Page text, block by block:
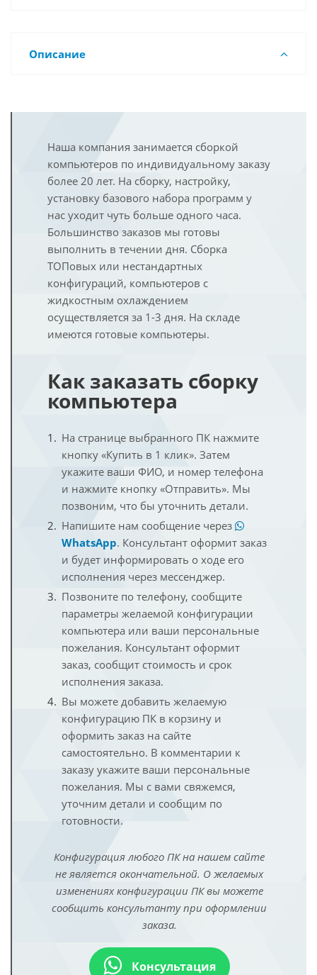
Описание
Наша компания занимается сборкой
компьютеров по индивидуальному заказу
более 20 лет. На сборку, настройку,
установку базового набора программ у
нас уходит чуть больше одного часа.
Большинство заказов мы готовы
выполнить в течении дня. Сборка
ТОПовых или нестандартных
конфигураций, компьютеров с
жидкостным охлаждением
осуществляется за 1-3 дня. На складе
имеются готовые компьютеры.
Как заказать сборку
компьютера
На странице выбранного ПК нажмите
кнопку «Купить в 1 клик». Затем
укажите ваши ФИО, и номер телефона
и нажмите кнопку «Отправить». Мы
позвоним, что бы уточнить детали.
Напишите нам сообщение через
WhatsApp. Консультант оформит заказ
и будет информировать о ходе его
исполнения через мессенджер.
Позвоните по телефону, сообщите
параметры желаемой конфигурации
компьютера или ваши персональные
пожелания. Консультант оформит
заказ, сообщит стоимость и срок
исполнения заказа.
Вы можете добавить желаемую
конфигурацию ПК в корзину и
оформить заказ на сайте
самостоятельно. В комментарии к
заказу укажите ваши персональные
пожелания. Мы с вами свяжемся,
уточним детали и сообщим по
готовности.
Конфигурация любого ПК на нашем сайте
не является окончательной. О желаемых
изменениях конфигурации ПК вы можете
сообщить консультанту при оформлении
заказа.
Консультация